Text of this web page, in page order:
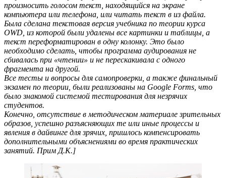
произносить голосом текст, находящийся на экране
компьютера или телефона, или читать текст в из файла.
Была сделана текстовая версия учебника по теории курса
OWD, из которой были удалены все картинки и таблицы, а
текст переформатирован в одну колонку. Это было
необходимо сделать, чтобы программа аудирования не
сбивалась при «чтении» и не перескакивала с одного
фрагмента на другой.
Все тесты и вопросы для самопроверки, а также финальный
экзамен по теории, были реализованы на Google Forms, что
было знакомой системой тестирования для незрячих
студентов.
Конечно, отсутствие в методическом материале зрительных
образов, успешно разъясняющих те или иные процессы и
явления в дайвинге для зрячих, пришлось компенсировать
дополнительными объяснениями во время практических
занятий. Прим Д.К.]